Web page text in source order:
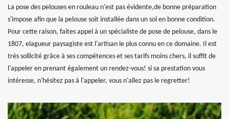
La pose des pelouses en rouleau n'est pas évidente,de bonne préparation
s'impose afin que la pelouse soit installée dans un sol en bonne condition.
Pour cette raison, faites appel à un spécialiste de pose de pelouse, dans le
1807, elagueur paysagiste est l'artisan le plus connu en ce domaine. Il est
très sollicité grâce à ses compétences et ses tarifs moins chers, il suffit de
l'appeler en prenant également un rendez-vous! si sa prestation vous
intéresse, n'hésitez pas à l'appeler, vous n'allez pas le regretter!